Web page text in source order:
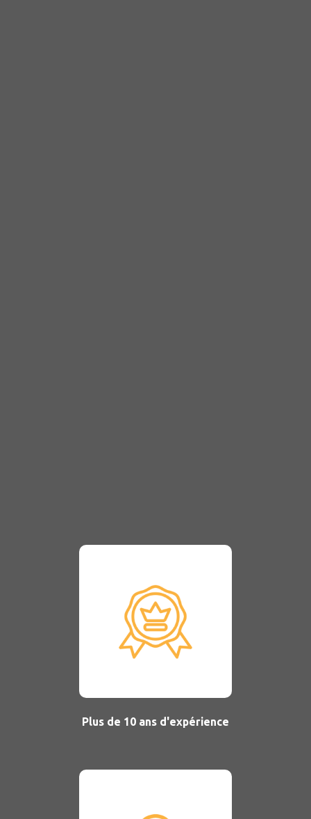
Plus de 10 ans d'expérience